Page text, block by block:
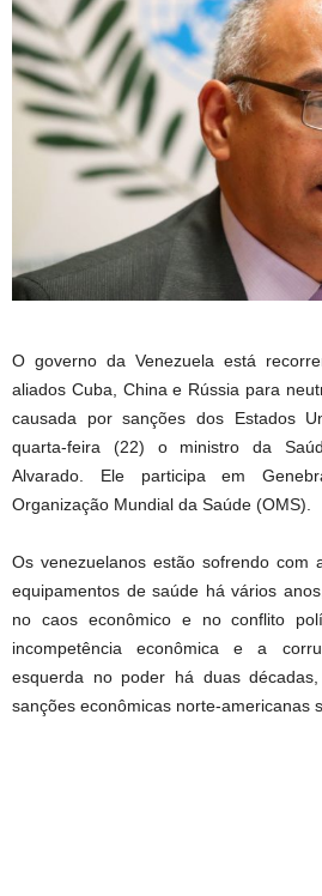
O governo da Venezuela está
aliados Cuba, China e Rússia para
causada por sanções dos Estados
quarta-feira (22) o ministro da
Alvarado. Ele participa em
Organização Mundial da Saúde (OMS).
Os venezuelanos estão sofrendo com
equipamentos de saúde há vários
no caos econômico e no conflito
incompetência econômica e a
esquerda no poder há duas
sanções econômicas norte-americanas